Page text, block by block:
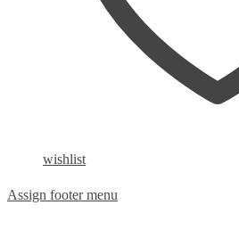
wishlist
Assign footer menu